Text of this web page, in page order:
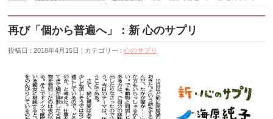
再び「個から普遍へ」：新 心のサプリ
投稿日 : 2018年4月15日 | カテゴリー :心のサプリ